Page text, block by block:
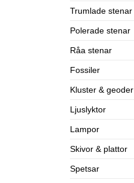
Trumlade stenar
Polerade stenar
Råa stenar
Fossiler
Kluster & geoder
Ljuslyktor
Lampor
Skivor & plattor
Spetsar